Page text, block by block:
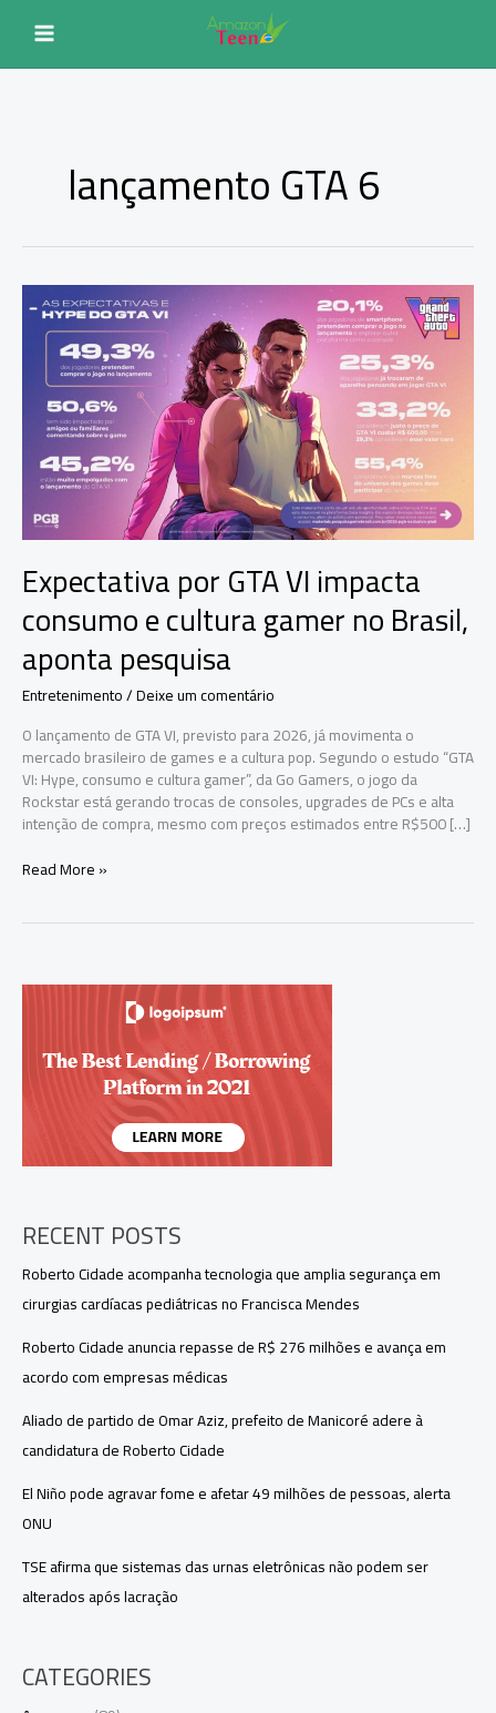
conteúdo
lançamento GTA 6
Expectativa por GTA VI impacta
consumo e cultura gamer no Brasil,
aponta pesquisa
Entretenimento/Deixe um comentário
O lançamento de GTA VI, previsto para 2026, já movimenta o
mercado brasileiro de games e a cultura pop. Segundo o estudo “GTA
VI: Hype, consumo e cultura gamer”, da Go Gamers, o jogo da
Rockstar está gerando trocas de consoles, upgrades de PCs e alta
intenção de compra, mesmo com preços estimados entre R$500 […]
Expectativa
consumo
gamer
Read More »
RECENT POSTS
Roberto Cidade acompanha tecnologia que amplia segurança em
cirurgias cardíacas pediátricas no Francisca Mendes
Roberto Cidade anuncia repasse de R$ 276 milhões e avança em
acordo com empresas médicas
Aliado de partido de Omar Aziz, prefeito de Manicoré adere à
candidatura de Roberto Cidade
El Niño pode agravar fome e afetar 49 milhões de pessoas, alerta
ONU
TSE afirma que sistemas das urnas eletrônicas não podem ser
alterados após lacração
CATEGORIES